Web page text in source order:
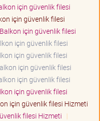
için güvenlik filesi
için güvenlik filesi
için güvenlik filesi
için güvenlik filesi
için güvenlik filesi
için güvenlik filesi
için güvenlik filesi
için güvenlik filesi
için güvenlik filesi Hizmeti
filesi Hizmeti |